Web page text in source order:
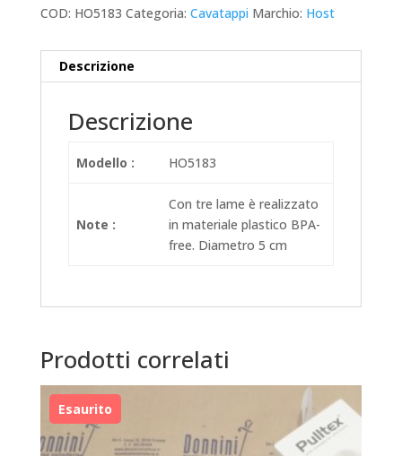
COD: HO5183 Categoria: Cavatappi Marchio: Host
Descrizione
Descrizione
Modello : HO5183
Note :
Con tre lame è realizzato
in materiale plastico BPA-
free. Diametro 5 cm
Prodotti correlati